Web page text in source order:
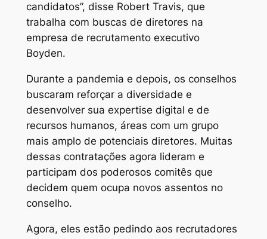
candidatos”, disse Robert Travis, que
trabalha com buscas de diretores na
empresa de recrutamento executivo
Boyden.
Durante a pandemia e depois, os conselhos
buscaram reforçar a diversidade e
desenvolver sua expertise digital e de
recursos humanos, áreas com um grupo
mais amplo de potenciais diretores. Muitas
dessas contratações agora lideram e
participam dos poderosos comitês que
decidem quem ocupa novos assentos no
conselho.
Agora, eles estão pedindo aos recrutadores